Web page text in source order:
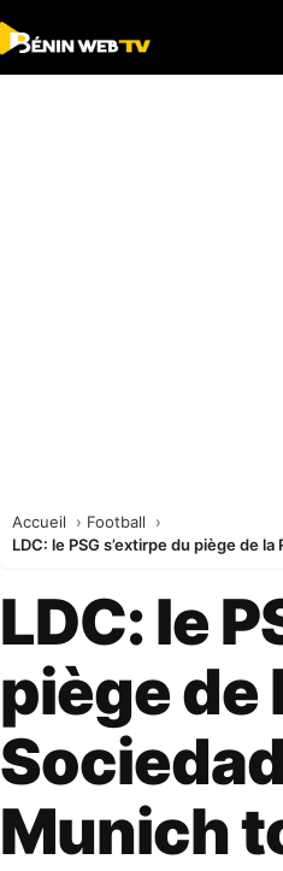
Accueil
Football
LDC: le PSG s’extirpe du piège de
LDC: le
piège de
Munich